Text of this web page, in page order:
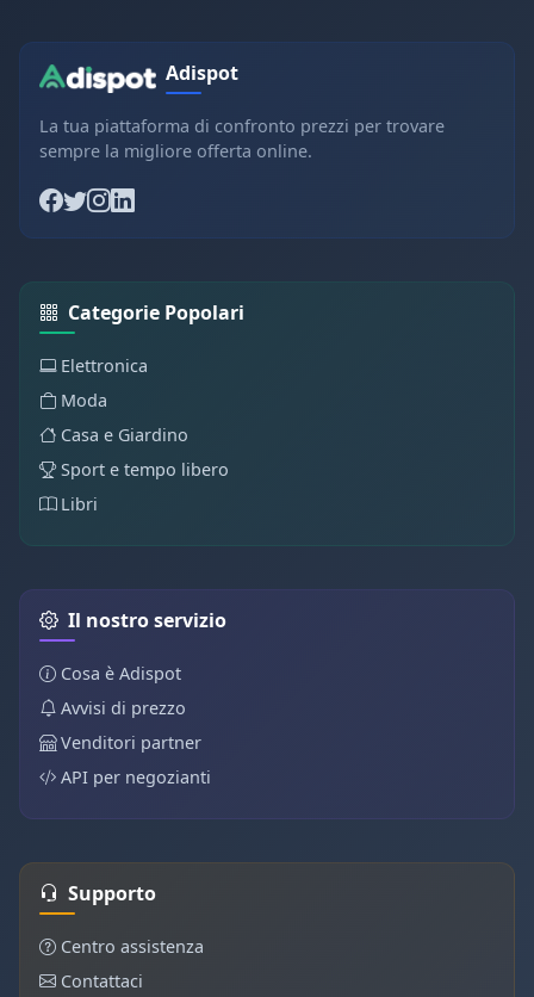
Adispot
La tua piattaforma di confronto prezzi per trovare
sempre la migliore offerta online.
Categorie Popolari
Elettronica
Moda
Casa e Giardino
Sport e tempo libero
Libri
Il nostro servizio
Cosa è Adispot
Avvisi di prezzo
Venditori partner
API per negozianti
Supporto
Centro assistenza
Contattaci